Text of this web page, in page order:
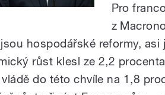
Pro
z
hospodářské reformy, asi
růst klesl ze 2,2
do této chvíle na 1,8